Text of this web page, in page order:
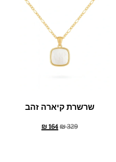
שרשרת קיארה זהב
₪329
₪164